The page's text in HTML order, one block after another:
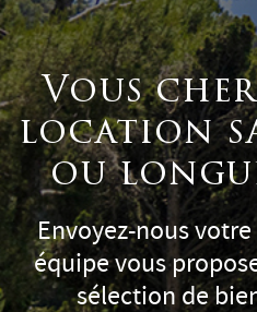
Vous
location
ou
Envoyez-nous
équipe vous
sélection de